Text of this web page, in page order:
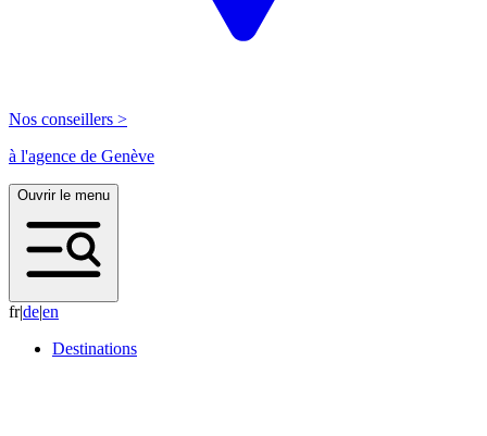
Nos conseillers >
à l'agence de Genève
Ouvrir le menu
fr|de|en
Destinations